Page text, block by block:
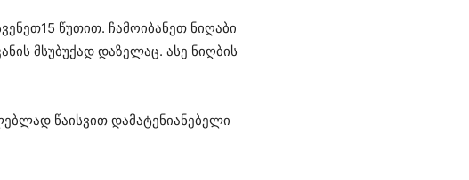
წუთით. ჩამოიბანეთ ნიღაბი
მსუბუქად დაზელაც. ასე ნიღბის
წაისვით დამატენიანებელი